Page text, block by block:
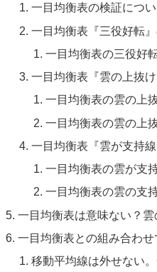
一目均衡表の検証につ
一目均衡表『三役好転
一目均衡表の三役好
一目均衡表『雲の上抜
一目均衡表の雲の上
一目均衡表の雲の上
一目均衡表『雲が支持
一目均衡表の雲が支
一目均衡表の雲の支
一目均衡表は意味ない？
一目均衡表との組み合わ
移動平均線は外せない